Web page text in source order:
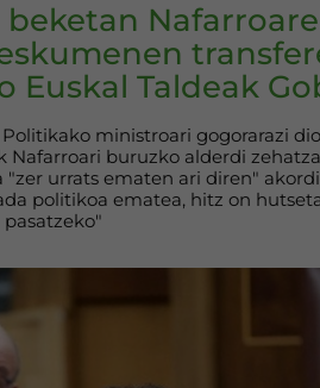
beketan
Euskal Taldeak
ministroari gogorarazi
Nafarroari buruzko alderdi
urrats ematen ari diren"
politikoa ematea, hitz on
pasatzeko"